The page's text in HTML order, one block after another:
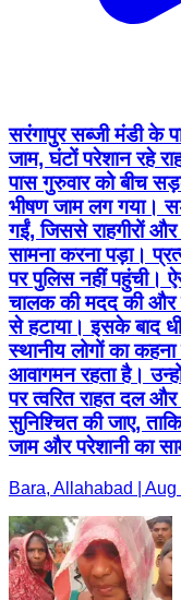
सरंगापुर सब्जी मंडी के
जाम, घंटों परेशान रहे
पास गुरुवार को बीच
भीषण जाम लग गया।
गईं, जिससे राहगीरों
सामना करना पड़ा।
पर पुलिस नहीं पहुंची।
चालक की मदद की और
से हटाया। इसके बाद
स्थानीय लोगों का कहना
आवागमन रहता है।
पर त्वरित राहत दल और
सुनिश्चित की जाए,
जाम और परेशानी का
Bara, Allahabad |